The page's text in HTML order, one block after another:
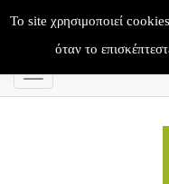
Menu
To site χρησιμοποιεί
όταν το